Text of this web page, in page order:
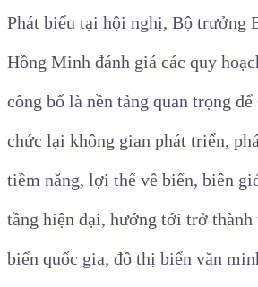
Phát biểu tại hội nghị, Bộ trưởng
Hồng Minh đánh giá các quy
công bố là nền tảng quan trọng
chức lại không gian phát triển,
tiềm năng, lợi thế về biển, biên
tầng hiện đại, hướng tới trở
biển quốc gia, đô thị biển văn